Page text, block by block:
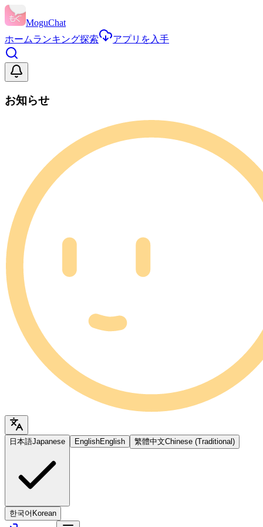
MoguChat
ホームランキング探索 アプリを入手
お知らせ
日本語Japanese EnglishEnglish 繁體中文Chinese (Traditional)
한국어 Korean